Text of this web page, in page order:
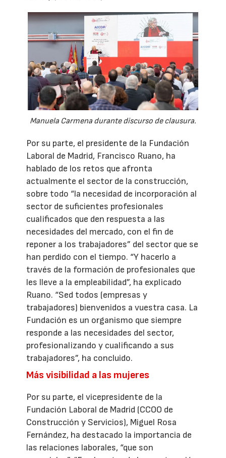
Manuela Carmena durante discurso de clausura.
Por su parte, el presidente de la Fundación
Laboral de Madrid, Francisco Ruano, ha
hablado de los retos que afronta
actualmente el sector de la construcción,
sobre todo “la necesidad de incorporación al
sector de suficientes profesionales
cualificados que den respuesta a las
necesidades del mercado, con el fin de
reponer a los trabajadores” del sector que se
han perdido con el tiempo. “Y hacerlo a
través de la formación de profesionales que
les lleve a la empleabilidad”, ha explicado
Ruano. “Sed todos (empresas y
trabajadores) bienvenidos a vuestra casa. La
Fundación es un organismo que siempre
responde a las necesidades del sector,
profesionalizando y cualificando a sus
trabajadores”, ha concluido.
Más visibilidad a las mujeres
Por su parte, el vicepresidente de la
Fundación Laboral de Madrid (CCOO de
Construcción y Servicios), Miguel Rosa
Fernández, ha destacado la importancia de
las relaciones laborales, “que son